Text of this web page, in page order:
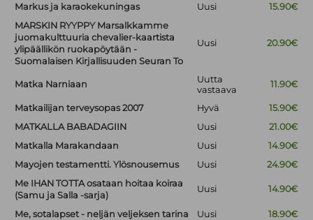
Markus ja karaokekuningas Uusi
15.90€
MARSKIN RYYPPY Marsalkkamme
juomakulttuuria chevalier-kaartista
ylipäällikön ruokapöytään -
Suomalaisen Kirjallisuuden Seuran To
Uusi 20.90€
Matka Narniaan
Uutta
vastaava
11.90€
Matkailijan terveysopas 2007 Hyvä
15.90€
MATKALLA BABADAGIIN
Uusi
21.00€
Matkalla Marakandaan
Uusi
14.90€
Mayojen testamentti. Ylösnousemus
Uusi
24.90€
Me IHAN TOTTA osataan hoitaa koiraa
(Samu ja Salla -sarja)
Uusi 14.90€
Me, sotalapset - neljän veljeksen tarina Uusi
18.90€